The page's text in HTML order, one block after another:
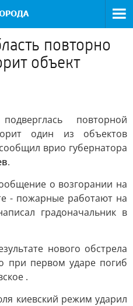
повторно
объект
повторной
один из объектов
врио губернатора
.
о возгорании на
- пожарные работают на
градоначальник в
нового обстрела
при первом ударе погиб
.
киевский режим ударил